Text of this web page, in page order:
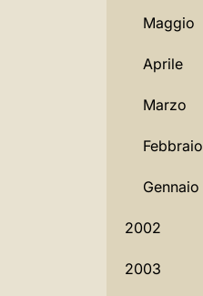
Maggio
Aprile
Marzo
Febbraio
Gennaio
2002
2003